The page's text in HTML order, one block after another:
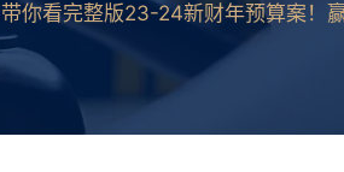
带你看完整版23-24新财年预算案！